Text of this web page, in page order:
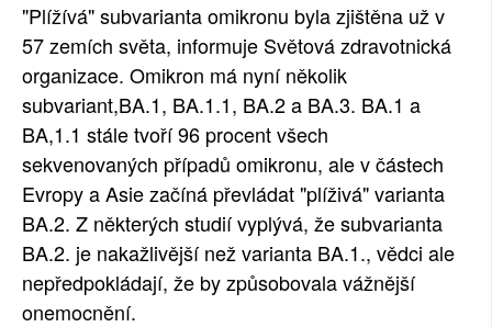
"Plížívá" subvarianta omikronu byla zjištěna už v
57 zemích světa, informuje Světová zdravotnická
organizace. Omikron má nyní několik
subvariant,BA.1, BA.1.1, BA.2 a BA.3. BA.1 a
BA,1.1 stále tvoří 96 procent všech
sekvenovaných případů omikronu, ale v částech
Evropy a Asie začíná převládat "plíživá" varianta
BA.2. Z některých studií vyplývá, že subvarianta
BA.2. je nakažlivější než varianta BA.1., vědci ale
nepředpokládají, že by způsobovala vážnější
onemocnění.